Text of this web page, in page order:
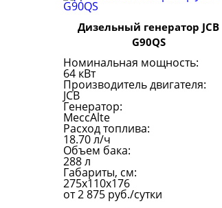
Дизельный генератор JCB
G90QS
Номинальная мощность:
64 кВт
Производитель двигателя:
JCB
Генератор:
MeccAlte
Расход топлива:
18.70 л/ч
Объем бака:
288 л
Габариты, см:
275x110x176
от2 875 руб./сутки